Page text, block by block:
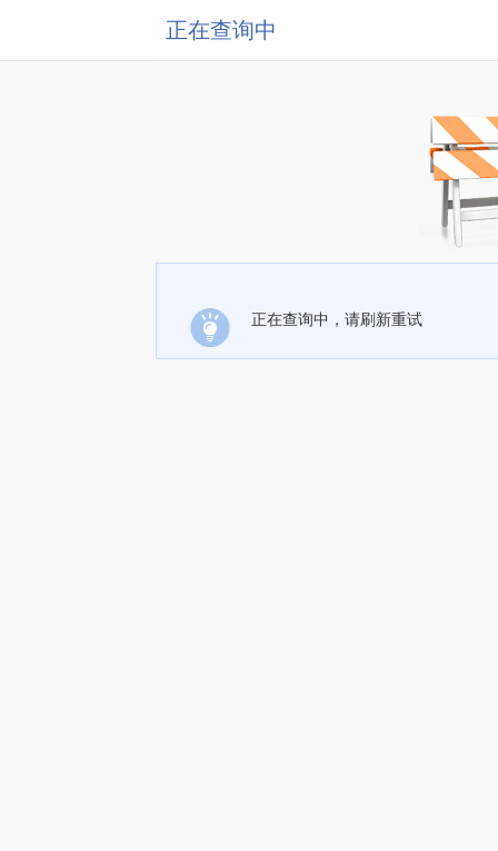
正在查询中
正在查询中，请刷新重试